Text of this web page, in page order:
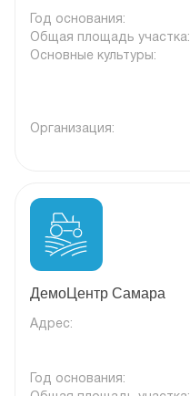
Год основания:
Общая площадь участка:
Основные культуры:
Организация:
ДемоЦентр Самара
Адрес:
Год основания: